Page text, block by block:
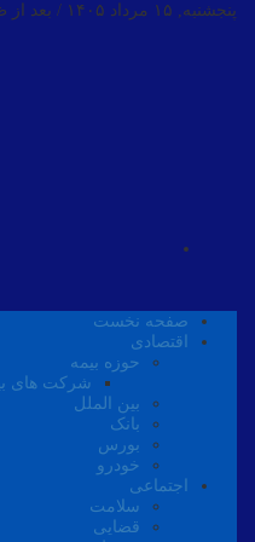
پنجشنبه, ۱۵ مرداد ۱۴۰۵ / بعد از ظهر /
صفحه نخست
اقتصادی
حوزه بیمه
شرکت های
بین الملل
بانک
بورس
خودرو
اجتماعی
سلامت
قضایی